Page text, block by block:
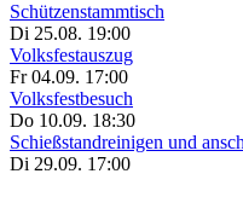
Schützenstammtisch
Di 25.08. 19:00
Volksfestauszug
Fr 04.09. 17:00
Volksfestbesuch
Do 10.09. 18:30
Schießstandreinigen und
Di 29.09. 17:00